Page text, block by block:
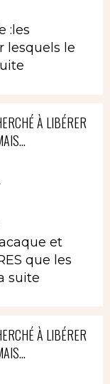
:les
lesquels le
À LIBÉRER
et
que les
suite
À LIBÉRER